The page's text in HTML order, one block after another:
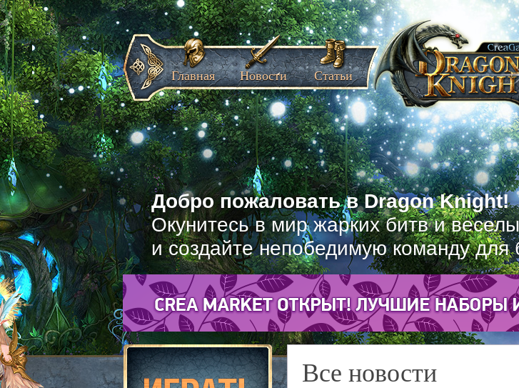
Добро пожаловать в Dragon Knight!
Окунитесь в мир жарких битв и
и создайте непобедимую команду
Главная Новости Статьи
Все новости